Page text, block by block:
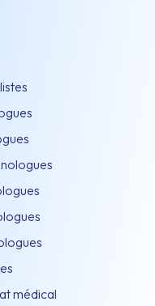
médical